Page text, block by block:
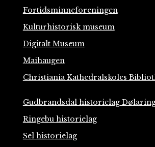
Fortidsminneforeningen
Kulturhistorisk museum
Digitalt Museum
Maihaugen
Christiania Kathedralskoles
Gudbrandsdal historielag
Ringebu historielag
Sel historielag